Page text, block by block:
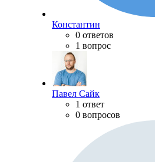
Константин
0 ответов
1 вопрос
Павел Сайк
1 ответ
0 вопросов